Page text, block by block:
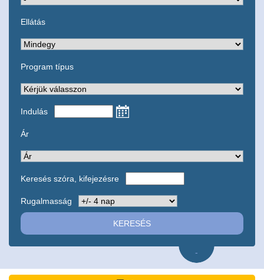
Ellátás
Program típus
Indulás
Ár
Keresés szóra, kifejezésre
Rugalmasság
-